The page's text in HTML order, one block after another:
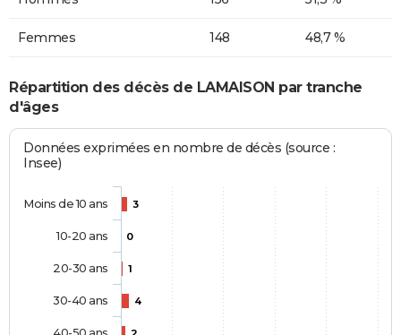
Femmes 148 48,7 %
Répartition des décès de LAMAISON par tranche
d'âges
Données exprimées en nombre de décès (source :
Insee)
3
0
1
4
Moins de 10 ans
10-20 ans
20-30 ans
30-40 ans